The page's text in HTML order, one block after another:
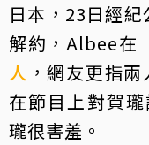
日本，23日經
解約，Albee在
人 ，網友更指
在節目上對賀
瓏很害羞。